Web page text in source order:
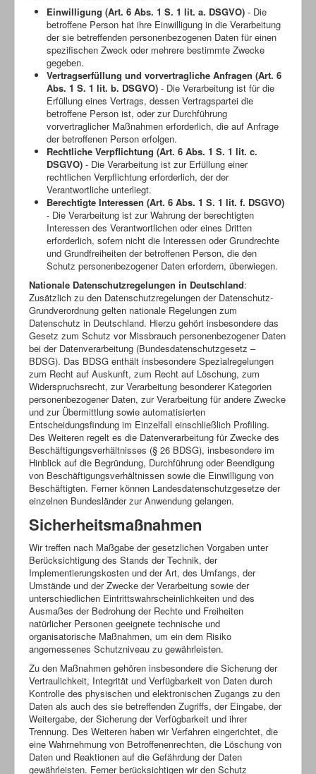
Einwilligung (Art. 6 Abs. 1 S. 1 lit. a. DSGVO) - Die
betroffene Person hat ihre Einwilligung in die Verarbeitung
der sie betreffenden personenbezogenen Daten für einen
spezifischen Zweck oder mehrere bestimmte Zwecke
gegeben.
Vertragserfüllung und vorvertragliche Anfragen (Art. 6
Abs. 1 S. 1 lit. b. DSGVO) - Die Verarbeitung ist für die
Erfüllung eines Vertrags, dessen Vertragspartei die
betroffene Person ist, oder zur Durchführung
vorvertraglicher Maßnahmen erforderlich, die auf Anfrage
der betroffenen Person erfolgen.
Rechtliche Verpflichtung (Art. 6 Abs. 1 S. 1 lit. c.
DSGVO) - Die Verarbeitung ist zur Erfüllung einer
rechtlichen Verpflichtung erforderlich, der der
Verantwortliche unterliegt.
Berechtigte Interessen (Art. 6 Abs. 1 S. 1 lit. f. DSGVO)
- Die Verarbeitung ist zur Wahrung der berechtigten
Interessen des Verantwortlichen oder eines Dritten
erforderlich, sofern nicht die Interessen oder Grundrechte
und Grundfreiheiten der betroffenen Person, die den
Schutz personenbezogener Daten erfordern, überwiegen.
Nationale Datenschutzregelungen in Deutschland:
Zusätzlich zu den Datenschutzregelungen der Datenschutz-
Grundverordnung gelten nationale Regelungen zum
Datenschutz in Deutschland. Hierzu gehört insbesondere das
Gesetz zum Schutz vor Missbrauch personenbezogener Daten
bei der Datenverarbeitung (Bundesdatenschutzgesetz –
BDSG). Das BDSG enthält insbesondere Spezialregelungen
zum Recht auf Auskunft, zum Recht auf Löschung, zum
Widerspruchsrecht, zur Verarbeitung besonderer Kategorien
personenbezogener Daten, zur Verarbeitung für andere Zwecke
und zur Übermittlung sowie automatisierten
Entscheidungsfindung im Einzelfall einschließlich Profiling.
Des Weiteren regelt es die Datenverarbeitung für Zwecke des
Beschäftigungsverhältnisses (§ 26 BDSG), insbesondere im
Hinblick auf die Begründung, Durchführung oder Beendigung
von Beschäftigungsverhältnissen sowie die Einwilligung von
Beschäftigten. Ferner können Landesdatenschutzgesetze der
einzelnen Bundesländer zur Anwendung gelangen.
Sicherheitsmaßnahmen
Wir treffen nach Maßgabe der gesetzlichen Vorgaben unter
Berücksichtigung des Stands der Technik, der
Implementierungskosten und der Art, des Umfangs, der
Umstände und der Zwecke der Verarbeitung sowie der
unterschiedlichen Eintrittswahrscheinlichkeiten und des
Ausmaßes der Bedrohung der Rechte und Freiheiten
natürlicher Personen geeignete technische und
organisatorische Maßnahmen, um ein dem Risiko
angemessenes Schutzniveau zu gewährleisten.
Zu den Maßnahmen gehören insbesondere die Sicherung der
Vertraulichkeit, Integrität und Verfügbarkeit von Daten durch
Kontrolle des physischen und elektronischen Zugangs zu den
Daten als auch des sie betreffenden Zugriffs, der Eingabe, der
Weitergabe, der Sicherung der Verfügbarkeit und ihrer
Trennung. Des Weiteren haben wir Verfahren eingerichtet, die
eine Wahrnehmung von Betroffenenrechten, die Löschung von
Daten und Reaktionen auf die Gefährdung der Daten
gewährleisten. Ferner berücksichtigen wir den Schutz